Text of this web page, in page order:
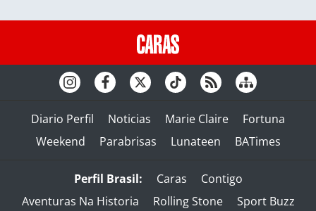
Diario Perfil Noticias Marie Claire
Fortuna
Weekend
Parabrisas Lunateen BATimes
Perfil Brasil: Caras
Contigo
Aventuras Na Historia
Rolling Stone Sport Buzz